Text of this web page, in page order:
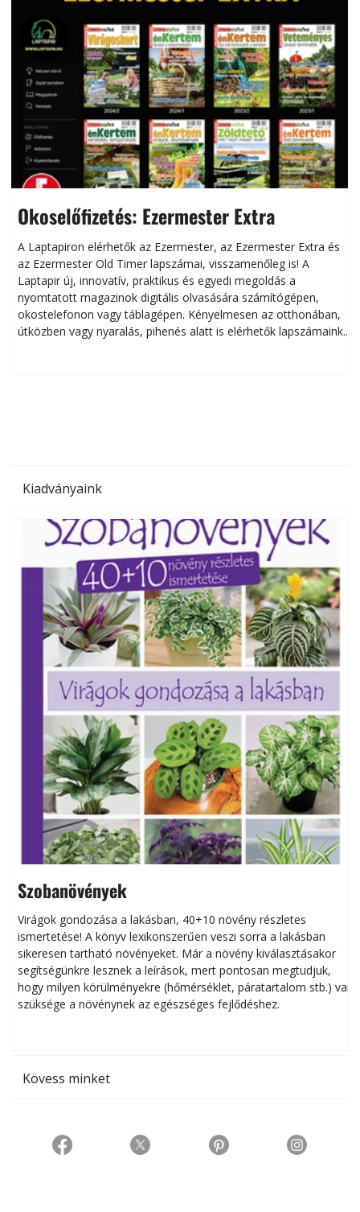
Okoselőfizetés: Ezermester Extra
A Laptapiron elérhetők az Ezermester, az Ezermester Extra és
az Ezermester Old Timer lapszámai, visszamenőleg is! A
Laptapir új, innovatív, praktikus és egyedi megoldás a
nyomtatott magazinok digitális olvasására számítógépen,
okostelefonon vagy táblagépen. Kényelmesen az otthonában,
útközben vagy nyaralás, pihenés alatt is elérhetők lapszámaink.
Kiadványaink
Szobanövények
Virágok gondozása a lakásban, 40+10 növény részletes
ismertetése! A könyv lexikonszerűen veszi sorra a lakásban
sikeresen tart­ha­tó növényeket. Már a növény kiválasztásakor
segítségünkre lesznek a leírások, mert pontosan megtudjuk,
hogy milyen körülményekre (hőmérséklet, páratartalom stb.) van
szüksége a növénynek az egészséges fejlődéshez.
Kövess minket